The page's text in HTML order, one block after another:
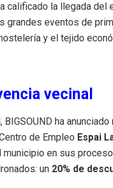
calificado la llegada del
grandes eventos de
y el tejido
vecinal
ha
de Empleo Espai
en sus
un 20% de